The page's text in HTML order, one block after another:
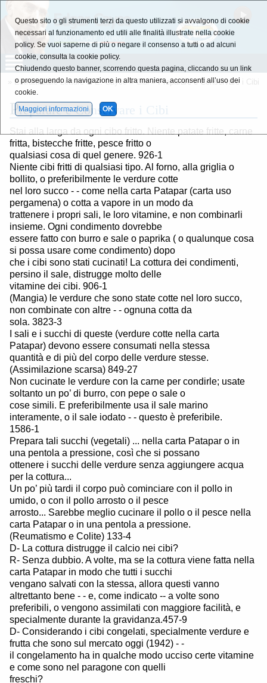
Estratti dalle Letture di E. Cayce »Cibi » Preparare e Conservare i Cibi
Preparare e Conservare i Cibi
Stai alla larga da ogni cibo fritto. Niente patate fritte, carne
fritta, bistecche fritte, pesce fritto o
qualsiasi cosa di quel genere. 926-1
Niente cibi fritti di qualsiasi tipo. Al forno, alla griglia o
bollito, o preferibilmente le verdure cotte
nel loro succo - - come nella carta Patapar (carta uso
pergamena) o cotta a vapore in un modo da
trattenere i propri sali, le loro vitamine, e non combinarli
insieme. Ogni condimento dovrebbe
essere fatto con burro e sale o paprika ( o qualunque cosa
si possa usare come condimento) dopo
che i cibi sono stati cucinati! La cottura dei condimenti,
persino il sale, distrugge molto delle
vitamine dei cibi. 906-1
(Mangia) le verdure che sono state cotte nel loro succo,
non combinate con altre - - ognuna cotta da
sola. 3823-3
I sali e i succhi di queste (verdure cotte nella carta
Patapar) devono essere consumati nella stessa
quantità e di più del corpo delle verdure stesse.
(Assimilazione scarsa) 849-27
Non cucinate le verdure con la carne per condirle; usate
soltanto un po’ di burro, con pepe o sale o
cose simili. E preferibilmente usa il sale marino
interamente, o il sale iodato - - questo è preferibile.
1586-1
Prepara tali succhi (vegetali) ... nella carta Patapar o in
una pentola a pressione, così che si possano
ottenere i succhi delle verdure senza aggiungere acqua
per la cottura...
Un po’ più tardi il corpo può cominciare con il pollo in
umido, o con il pollo arrosto o il pesce
arrosto... Sarebbe meglio cucinare il pollo o il pesce nella
carta Patapar o in una pentola a pressione.
(Reumatismo e Colite) 133-4
D- La cottura distrugge il calcio nei cibi?
R- Senza dubbio. A volte, ma se la cottura viene fatta nella
carta Patapar in modo che tutti i succhi
vengano salvati con la stessa, allora questi vanno
altrettanto bene - - e, come indicato -- a volte sono
preferibili, o vengono assimilati con maggiore facilità, e
specialmente durante la gravidanza.457-9
D- Considerando i cibi congelati, specialmente verdure e
frutta che sono sul mercato oggi (1942) - -
il congelamento ha in qualche modo ucciso certe vitamine
e come sono nel paragone con quelli
freschi?
Questo sito o gli strumenti terzi da questo utilizzati si avvalgono di cookie
necessari al funzionamento ed utili alle finalità illustrate nella cookie
policy. Se vuoi saperne di più o negare il consenso a tutti o ad alcuni
cookie, consulta la cookie policy.
Chiudendo questo banner, scorrendo questa pagina, cliccando su un link
o proseguendo la navigazione in altra maniera, acconsenti all’uso dei
cookie.
Maggiori informazioni
OK